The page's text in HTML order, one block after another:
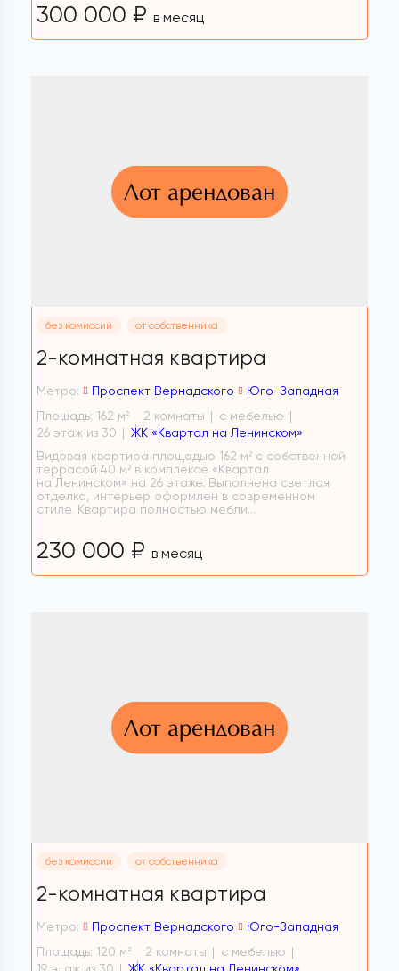
300 000 ₽ в месяц
Лот арендован
без комиссии от собственника
2-комнатная квартира
Метро: Проспект Вернадского
Юго-Западная
Площадь: 162 м 2 2 комнаты
с мебелью
26 этаж из 30
ЖК «Квартал на Ленинском»
Видовая квартира площадью 162 м² с собственной
террасой 40 м² в комплексе «Квартал
на Ленинском» на 26 этаже. Выполнена светлая
отделка, интерьер оформлен в современном
стиле. Квартира полностью мебли...
230 000 ₽ в месяц
Лот арендован
без комиссии от собственника
2-комнатная квартира
Метро: Проспект Вернадского
Юго-Западная
Площадь: 120 м 2 2 комнаты
с мебелью